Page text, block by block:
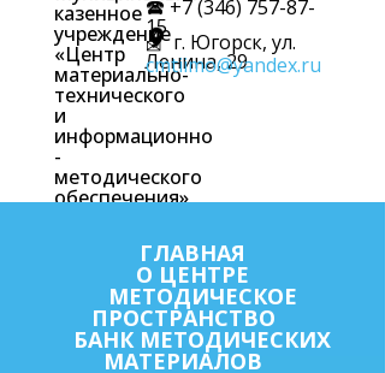
казенное
учреждение
«Центр
материально-
технического
и
информационно
-
методического
обеспечения»
г. Югорск, ул.
Ленина, 29
🕿 +7 (346) 757-87-
15
✉
cmtiimo@yandex.ru
ГЛАВНАЯ
О ЦЕНТРЕ
МЕТОДИЧЕСКОЕ
ПРОСТРАНСТВО
БАНК МЕТОДИЧЕСКИХ
МАТЕРИАЛОВ